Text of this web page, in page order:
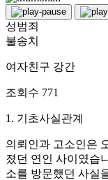
성범죄
불송치
여자친구 강간
조회수 771
1. 기초사실관계
의뢰인과 고소인은
졌던 연인 사이였습
소를 방문했던 사실